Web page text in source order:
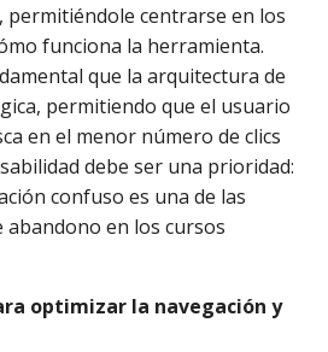
permitiéndole centrarse en los
funciona la herramienta.
que la arquitectura de
permitiendo que el usuario
en el menor número de clics
debe ser una prioridad:
confuso es una de las
abandono en los cursos
optimizar la navegación y